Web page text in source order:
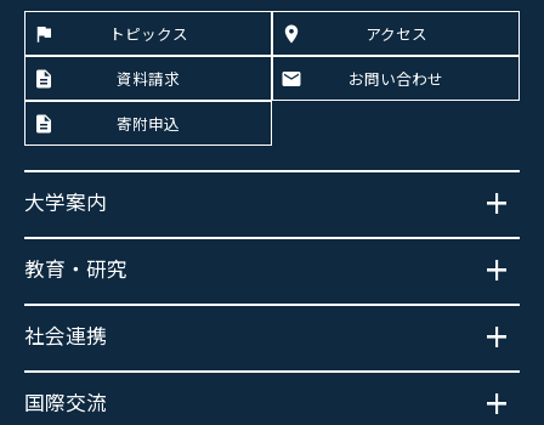
トピックス
アクセス
資料請求
お問い合わせ
寄附申込
大学案内
教育・研究
社会連携
国際交流